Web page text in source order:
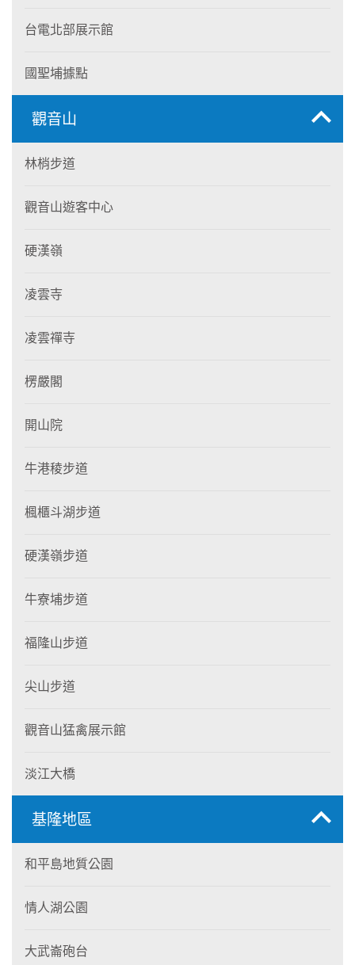
台電北部展示館
國聖埔據點
觀音山
林梢步道
觀音山遊客中心
硬漢嶺
凌雲寺
凌雲禪寺
楞嚴閣
開山院
牛港稜步道
楓櫃斗湖步道
硬漢嶺步道
牛寮埔步道
福隆山步道
尖山步道
觀音山猛禽展示館
淡江大橋
基隆地區
和平島地質公園
情人湖公園
大武崙砲台